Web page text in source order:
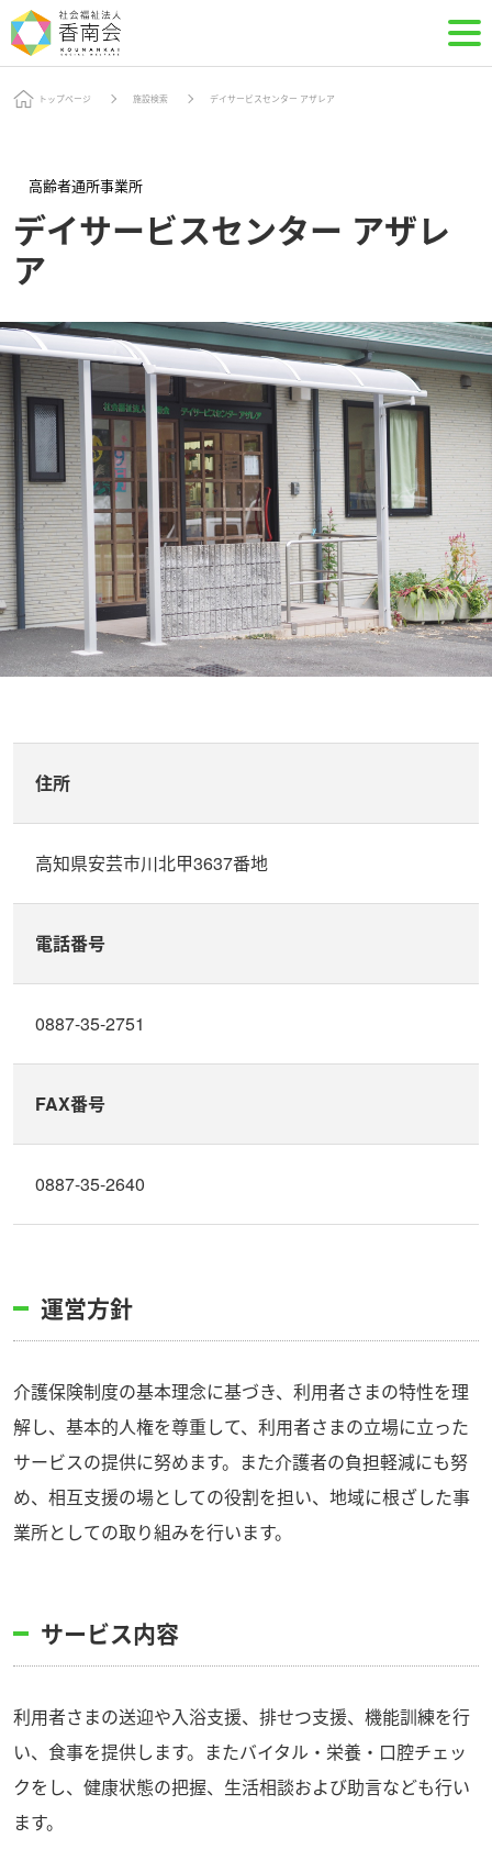
トップページ 施設検索 デイサービスセンター アザレア
高齢者通所事業所
デイサービスセンター アザレ
ア
住所
高知県安芸市川北甲3637番地
電話番号
0887-35-2751
FAX番号
0887-35-2640
運営方針
介護保険制度の基本理念に基づき、利用者さまの特性を理
解し、基本的人権を尊重して、利用者さまの立場に立った
サービスの提供に努めます。また介護者の負担軽減にも努
め、相互支援の場としての役割を担い、地域に根ざした事
業所としての取り組みを行います。
サービス内容
利用者さまの送迎や入浴支援、排せつ支援、機能訓練を行
い、食事を提供します。またバイタル・栄養・口腔チェッ
クをし、健康状態の把握、生活相談および助言なども行い
ます。